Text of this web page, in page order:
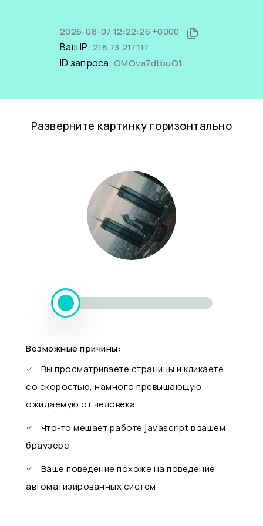
2026-08-07 12:22:26 +0000
Ваш IP: 216.73.217.117
ID запроса: QMQva7dtbuQ1
Разверните картинку горизонтально
Возможные причины:
Вы просматриваете страницы и кликаете
со скоростью, намного превышающую
ожидаемую от человека
Что-то мешает работе javascript в вашем
браузере
Ваше поведение похоже на поведение
автоматизированных систем